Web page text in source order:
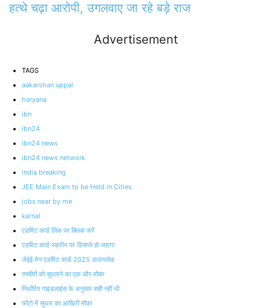
हत्थे चढ़ा आरोपी, उगलवाए जा रहे बड़े राज
Advertisement
TAGS
aakarshan uppal
haryana
ibn
ibn24
ibn24 news
ibn24 news network
india breaking
JEE Main Exam to be Held in Cities
jobs near by me
karnal
एडमिट कार्ड लिंक पर क्लिक करें
एडमिट कार्ड स्क्रीन पर डिसप्ले हो जाएगा
जेईई मेन एडमिट कार्ड 2025 डाउनलोड
तस्वीरों को सुधारने का एक और मौका
निर्धारित गाइडलाइंस के अनुसार सही नहीं थी
फोटो में सुधार का आखिरी मौका